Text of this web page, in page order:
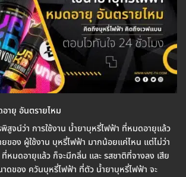
ายุ อันตรายไหม
สูจน์ว่า การใช้งาน น้ำยาบุหรี่ไฟฟ้า ที่หมดอายุแล้ว
ของ ผู้ใช้งาน บุหรี่ไฟฟ้า มากน้อยแค่ไหน แต่ไม่ว่า
หมดอายุแล้ว ก็จะมีกลิ่น และ รสชาติที่จางลง เสีย
าดของ ควันบุหรี่ไฟฟ้า ที่ตัว น้ำยาบุหรี่ไฟฟ้า จะ